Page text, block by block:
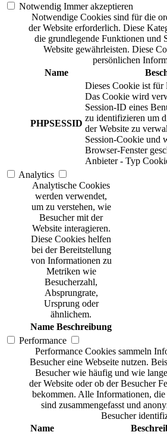
Notwendig Immer akzeptieren
Notwendige Cookies sind für die
der Website erforderlich. Diese
die grundlegende Funktionen und
Website gewährleisten. Diese
persönlichen
Name
PHPSESSID
Dieses Cookie ist
Das Cookie wird
Session-ID eines
zu identifizieren um
der Website zu
Session-Cookie und
Browser-Fenster
Anbieter - Typ
Analytics
Analytische Cookies
werden verwendet,
um zu verstehen, wie
Besucher mit der
Website interagieren.
Diese Cookies helfen
bei der Bereitstellung
von Informationen zu
Metriken wie
Besucherzahl,
Absprungrate,
Ursprung oder
ähnlichem.
Name Beschreibung
Performance
Performance Cookies sammeln
Besucher eine Webseite nutzen.
Besucher wie häufig und wie
der Website oder ob der Besucher
bekommen. Alle Informationen, die
sind zusammengefasst und
Besucher
Name